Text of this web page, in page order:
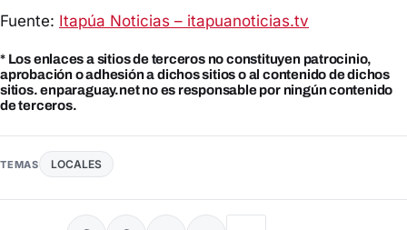
Fuente: Itapúa Noticias – itapuanoticias.tv
* Los enlaces a sitios de terceros no constituyen patrocinio,
aprobación o adhesión a dichos sitios o al contenido de dichos
sitios. enparaguay.net no es responsable por ningún contenido
de terceros.
TEMAS LOCALES